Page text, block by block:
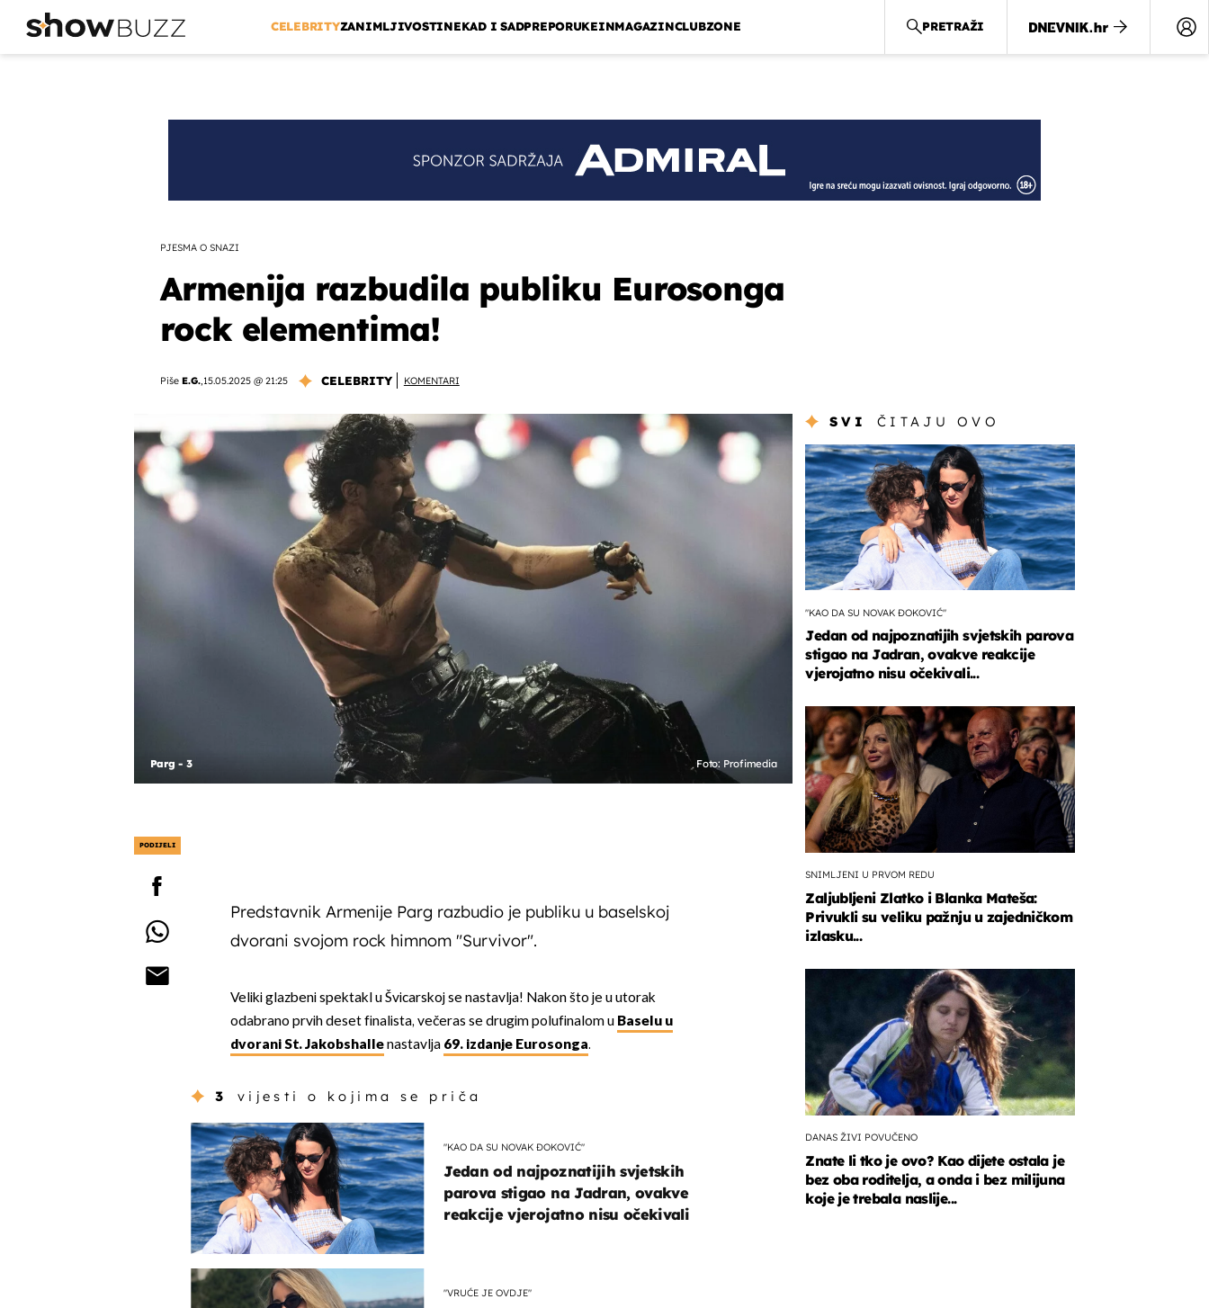
CELEBRITYZANIMLJIVOSTINEKAD I SADPREPORUKEINMAGAZINCLUBZONE PRETRAŽI
PJESMA O SNAZI
Armenija razbudila publiku Eurosonga
rock elementima!
Piše E.G.,15.05.2025 @ 21:25 CELEBRITY KOMENTARI
Parg - 3 Foto: Profimedia
PODIJELI
Predstavnik Armenije Parg razbudio je publiku u baselskoj
dvorani svojom rock himnom "Survivor".
Veliki glazbeni spektakl u Švicarskoj se nastavlja! Nakon što je u utorak
odabrano prvih deset finalista, večeras se drugim polufinalom u Baselu u
dvorani St. Jakobshallenastavlja 69. izdanje Eurosonga.
3 vijesti o kojima se priča
"KAO DA SU NOVAK ĐOKOVIĆ"
Jedan od najpoznatijih svjetskih
parova stigao na Jadran, ovakve
reakcije vjerojatno nisu očekivali
"VRUĆE JE OVDJE"
SVI ČITAJU OVO
"KAO DA SU NOVAK ĐOKOVIĆ"
Jedan od najpoznatijih svjetskih parova
stigao na Jadran, ovakve reakcije
vjerojatno nisu očekivali...
SNIMLJENI U PRVOM REDU
Zaljubljeni Zlatko i Blanka Mateša:
Privukli su veliku pažnju u zajedničkom
izlasku...
DANAS ŽIVI POVUČENO
Znate li tko je ovo? Kao dijete ostala je
bez oba roditelja, a onda i bez milijuna
koje je trebala naslije...